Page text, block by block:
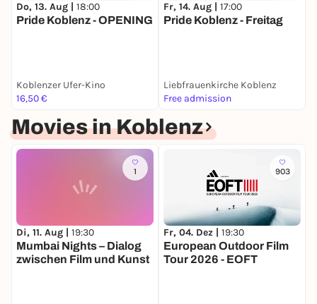
Do, 13. Aug | 18:00
Pride Koblenz - OPENING
Koblenzer Ufer-Kino
16,50 €
Fr, 14. Aug | 17:00
Pride Koblenz - Freitag
Liebfrauenkirche Koblenz
Free admission
Movies in Koblenz
1
Di, 11. Aug | 19:30
Mumbai Nights – Dialog
zwischen Film und Kunst
903
Fr, 04. Dez | 19:30
European Outdoor Film
Tour 2026 - EOFT